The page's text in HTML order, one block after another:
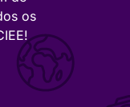
os